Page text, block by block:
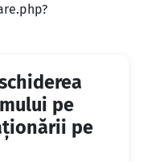
pe
pe